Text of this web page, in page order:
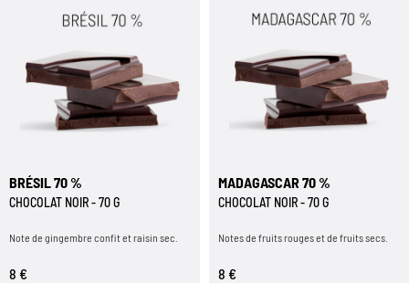
BRÉSIL 70 %
CHOCOLAT NOIR - 70 G
Note de gingembre confit et raisin sec.
8 €
MADAGASCAR 70 %
CHOCOLAT NOIR - 70 G
Notes de fruits rouges et de fruits secs.
8 €